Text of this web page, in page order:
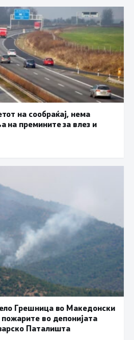
на сообраќај, нема
на премините за влез и
Грешница во Македонски
во депонијата
Паталишта